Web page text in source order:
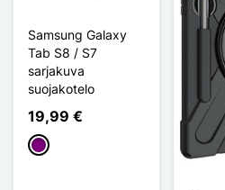
Samsung Galaxy
Tab S8 / S7
sarjakuva
suojakotelo
19,99 €
Violet